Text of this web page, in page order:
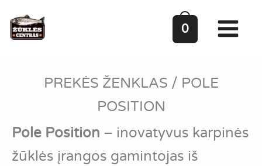
prie
turinio
0
PREKĖS ŽENKLAS / POLE
POSITION
Pole Position – inovatyvus karpinės
žūklės įrangos gamintojas iš